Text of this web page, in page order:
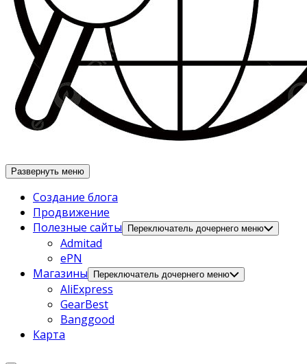
Развернуть меню
Создание блога
Продвижение
Полезные сайты
Переключатель дочернего меню
Admitad
ePN
Магазины
Переключатель дочернего меню
AliExpress
GearBest
Banggood
Карта